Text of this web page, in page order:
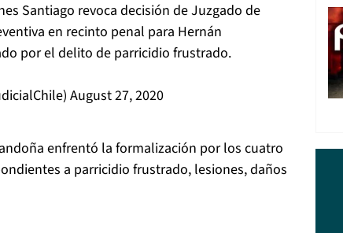
Santiago revoca decisión de Juzgado de
en recinto penal para Hernán
por el delito de parricidio frustrado.
August 27, 2020
enfrentó la formalización por los cuatro
a parricidio frustrado, lesiones, daños